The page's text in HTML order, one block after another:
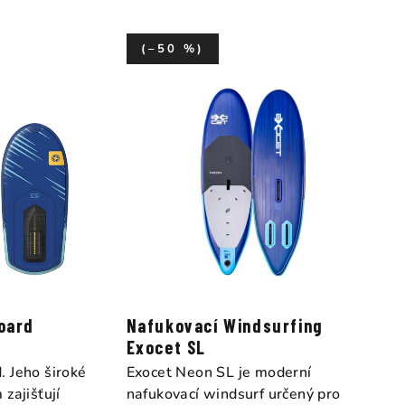
Jeho široké
zajišťují
Nafukovací Windsurfing
Exocet SL
(–50 %)
Exocet Neon SL je moderní
nafukovací windsurf určený pro